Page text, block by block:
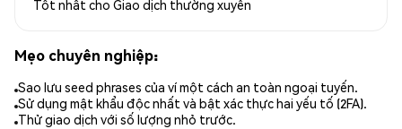
Tốt nhất cho Giao dịch thường xuyên
Mẹo chuyên nghiệp:
Sao lưu seed phrases của ví một cách an toàn ngoại tuyến.
Sử dụng mật khẩu độc nhất và bật xác thực hai yếu tố (2FA).
Thử giao dịch với số lượng nhỏ trước.